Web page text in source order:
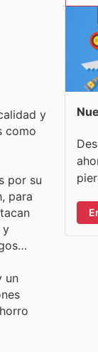
y
como
por su
para
y
un